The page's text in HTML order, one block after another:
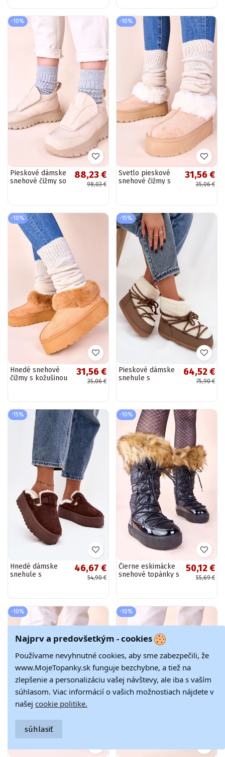
-10%
Pieskové dámske
snehové čižmy so
88,23 €
98,03 €
-10%
Svetlo pieskové
snehové čižmy s
31,56 €
35,06 €
-10%
Hnedé snehové
čižmy s kožušinou
31,56 €
35,06 €
-15%
Pieskové dámske
snehule s
64,52 €
75,90 €
-15%
Hnedé dámske
snehule s
Jessina
46,67 €
54,90 €
-10%
Čierne eskimácke
snehové topánky s
50,12 €
55,69 €
-10% -10%
Najprv a predovšetkým - cookies
Používame nevyhnutné cookies, aby sme zabezpečili, že
www.MojeTopanky.sk funguje bezchybne, a tiež na
zlepšenie a personalizáciu vašej návštevy, ale iba s vaším
súhlasom. Viac informácií o vašich možnostiach nájdete v
našej cookie politike.
súhlasiť